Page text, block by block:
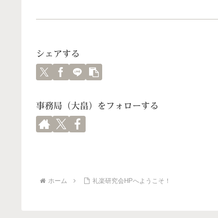
シェアする
事務局（大畠）をフォローする
ホーム 礼楽研究会HPへようこそ！